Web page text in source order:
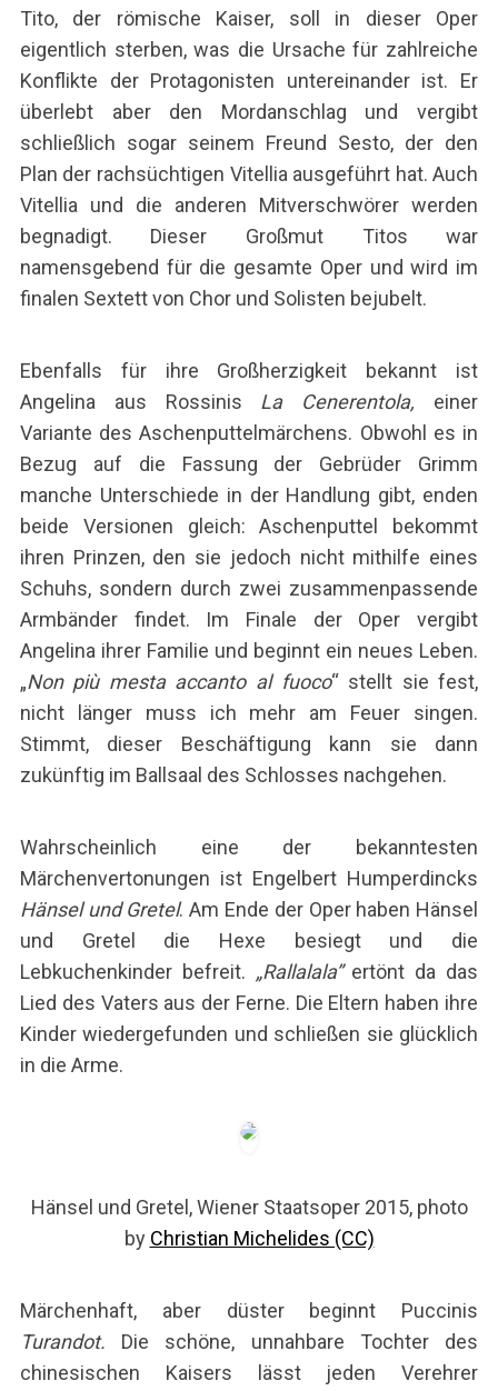
Tito, der römische Kaiser, soll in dieser Oper
eigentlich sterben, was die Ursache für zahlreiche
Konflikte der Protagonisten untereinander ist. Er
überlebt aber den Mordanschlag und vergibt
schließlich sogar seinem Freund Sesto, der den
Plan der rachsüchtigen Vitellia ausgeführt hat. Auch
Vitellia und die anderen Mitverschwörer werden
begnadigt. Dieser Großmut Titos war
namensgebend für die gesamte Oper und wird im
finalen Sextett von Chor und Solisten bejubelt.
Ebenfalls für ihre Großherzigkeit bekannt ist
Angelina aus Rossinis La Cenerentola, einer
Variante des Aschenputtelmärchens. Obwohl es in
Bezug auf die Fassung der Gebrüder Grimm
manche Unterschiede in der Handlung gibt, enden
beide Versionen gleich: Aschenputtel bekommt
ihren Prinzen, den sie jedoch nicht mithilfe eines
Schuhs, sondern durch zwei zusammenpassende
Armbänder findet. Im Finale der Oper vergibt
Angelina ihrer Familie und beginnt ein neues Leben.
„Non più mesta accanto al fuoco“stellt sie fest,
nicht länger muss ich mehr am Feuer singen.
Stimmt, dieser Beschäftigung kann sie dann
zukünftig im Ballsaal des Schlosses nachgehen.
Wahrscheinlich eine der bekanntesten
Märchenvertonungen ist Engelbert Humperdincks
Hänsel und Gretel. Am Ende der Oper haben Hänsel
und Gretel die Hexe besiegt und die
Lebkuchenkinder befreit. „Rallalala”ertönt da das
Lied des Vaters aus der Ferne. Die Eltern haben ihre
Kinder wiedergefunden und schließen sie glücklich
in die Arme.
Hänsel und Gretel, Wiener Staatsoper 2015, photo
by Christian Michelides (CC)
Märchenhaft, aber düster beginnt Puccinis
Turandot. Die schöne, unnahbare Tochter des
chinesischen Kaisers lässt jeden Verehrer